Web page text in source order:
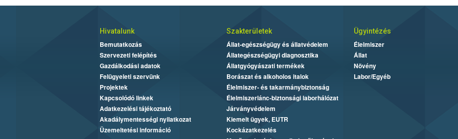
Hivatalunk
Bemutatkozás
Szervezeti felépítés
Gazdálkodási adatok
Felügyeleti szervünk
Projektek
Kapcsolódó linkek
Adatkezelési tájékoztató
Akadálymentességi nyilatkozat
Üzemeltetési információ
Szakterületek
Állat-egészségügy és állatvédelem
Állategészségügyi diagnosztika
Állatgyógyászati termékek
Borászat és alkoholos italok
Élelmiszer- és takarmánybiztonság
Élelmiszerlánc-biztonsági laborhálózat
Járványvédelem
Kiemelt ügyek, EUTR
Kockázatkezelés
Ügyintézés
Élelmiszer
Állat
Növény
Labor/Egyéb